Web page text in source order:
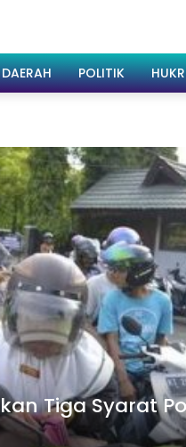
DAERAH POLITIK
Tiga Syarat